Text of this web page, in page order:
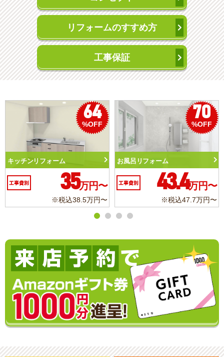
リフォームのすすめ方
工事保証
70
%OFF
お風呂リフォーム
工事費別 43.4万円〜
※税込47.7万円〜
50
%OFF
トイレリフォーム
工事費別 10.3万円〜
※税込11.3万円〜